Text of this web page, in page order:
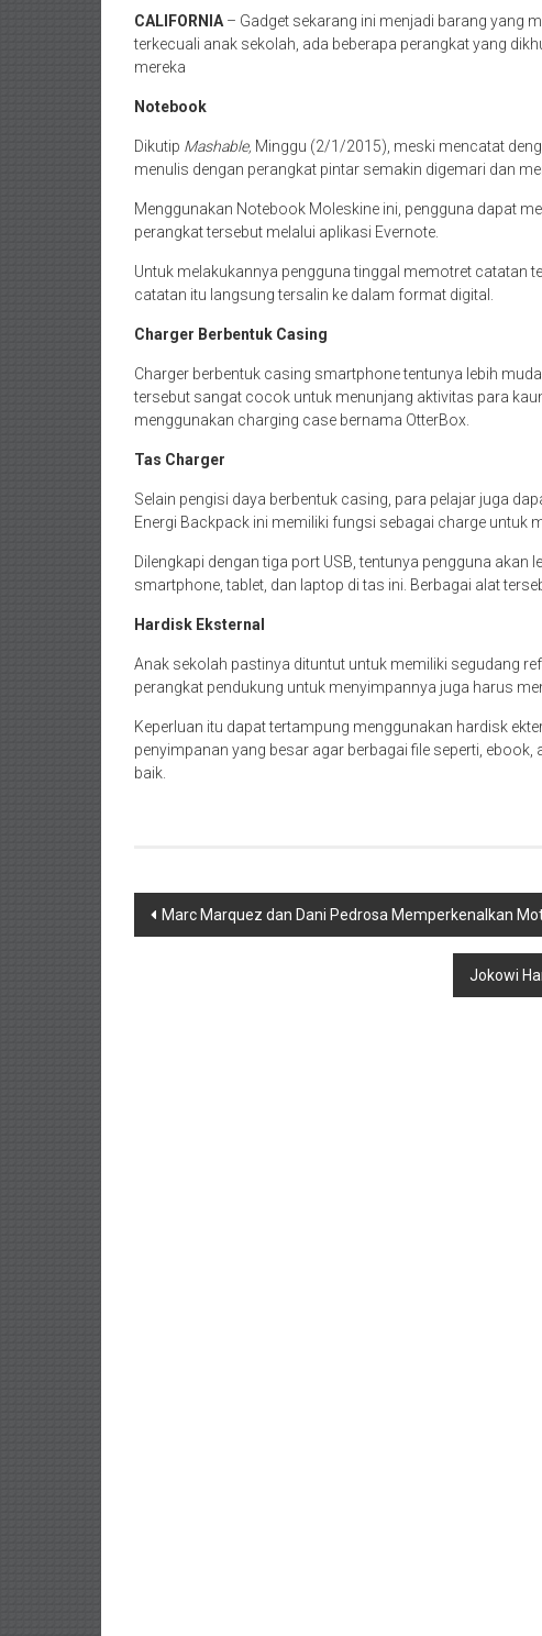
CALIFORNIA – Gadget sekarang ini menjadi barang yang
terkecuali anak sekolah, ada beberapa perangkat yang
mereka
Notebook
Dikutip Mashable, Minggu (2/1/2015), meski mencatat
menulis dengan perangkat pintar semakin digemari dan
Menggunakan Notebook Moleskine ini, pengguna dapat
perangkat tersebut melalui aplikasi Evernote.
Untuk melakukannya pengguna tinggal memotret catatan
catatan itu langsung tersalin ke dalam format digital.
Charger Berbentuk Casing
Charger berbentuk casing smartphone tentunya lebih
tersebut sangat cocok untuk menunjang aktivitas para
menggunakan charging case bernama OtterBox.
Tas Charger
Selain pengisi daya berbentuk casing, para pelajar juga
Energi Backpack ini memiliki fungsi sebagai charge untuk
Dilengkapi dengan tiga port USB, tentunya pengguna
smartphone, tablet, dan laptop di tas ini. Berbagai alat
Hardisk Eksternal
Anak sekolah pastinya dituntut untuk memiliki segudang
perangkat pendukung untuk menyimpannya juga harus
Keperluan itu dapat tertampung menggunakan hardisk
penyimpanan yang besar agar berbagai file seperti,
baik.
Navigasi
Marc Marquez dan Dani Pedrosa Memperkenalkan
Jokowi